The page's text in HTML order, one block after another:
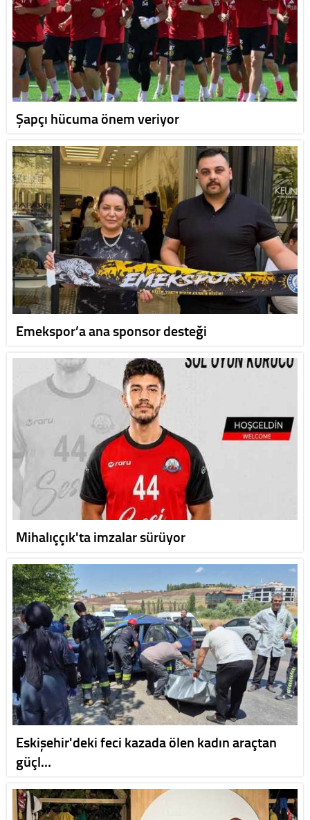
Şapçı hücuma önem veriyor
Emekspor’a ana sponsor desteği
Mihalıççık'ta imzalar sürüyor
Eskişehir'deki feci kazada ölen kadın araçtan
güçl…